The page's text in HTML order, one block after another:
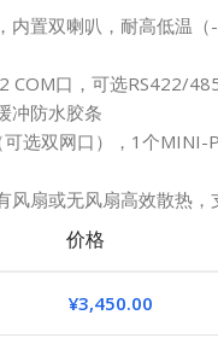
内置双喇叭，耐高低温
COM口，可选RS422/
冲防水胶条
选双网口），1个MINI-
风扇或无风扇高效散热
价格
¥3,450.00